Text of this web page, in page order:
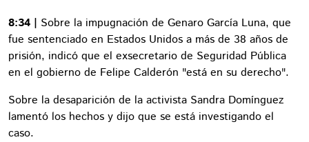
8:34 | Sobre la impugnación de Genaro García Luna, que
fue sentenciado en Estados Unidos a más de 38 años de
prisión, indicó que el exsecretario de Seguridad Pública
en el gobierno de Felipe Calderón "está en su derecho".
Sobre la desaparición de la activista Sandra Domínguez
lamentó los hechos y dijo que se está investigando el
caso.